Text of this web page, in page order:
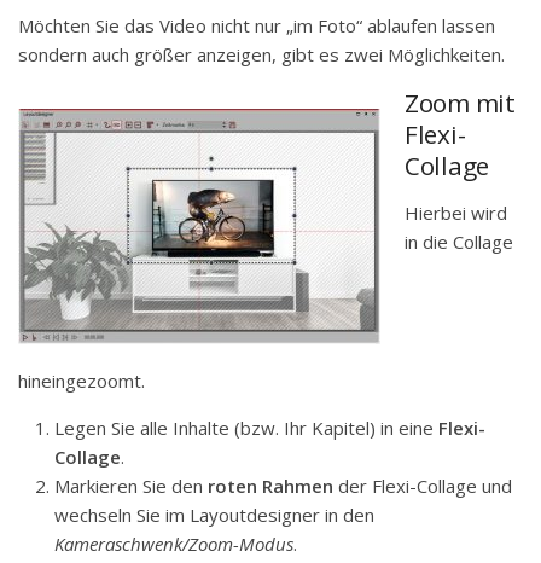
Möchten Sie das Video nicht nur „im Foto“ ablaufen lassen
sondern auch größer anzeigen, gibt es zwei Möglichkeiten.
Zoom mit
Flexi-
Collage
Hierbei wird
in die Collage
hineingezoomt.
Legen Sie alle Inhalte (bzw. Ihr Kapitel) in eine Flexi-
Collage.
Markieren Sie den roten Rahmen der Flexi-Collage und
wechseln Sie im Layoutdesigner in den
Kameraschwenk/Zoom-Modus.